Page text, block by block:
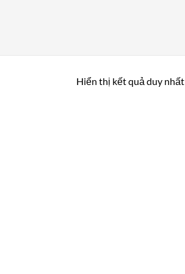
Hiển thị kết quả duy nhất